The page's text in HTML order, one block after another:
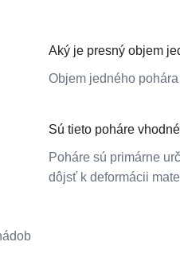
Aký je presný objem
Objem jedného
Sú tieto poháre
Poháre sú primárne
dôjsť k deformácii